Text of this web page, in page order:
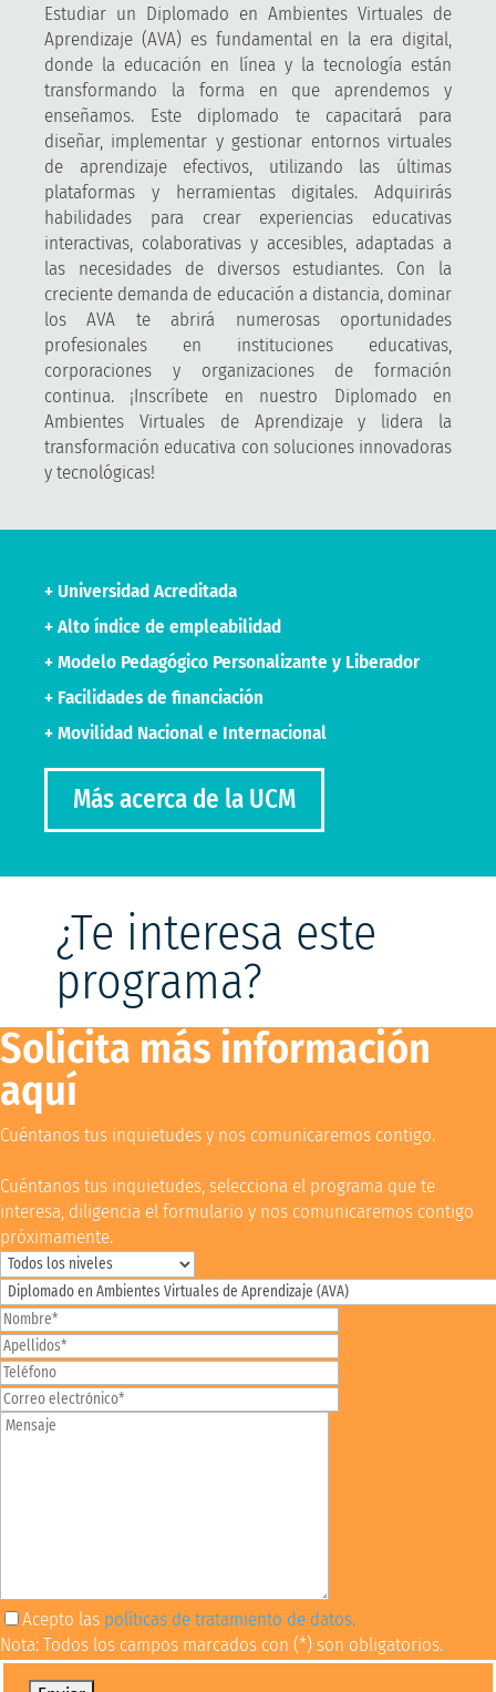
Estudiar un Diplomado en Ambientes Virtuales de
Aprendizaje (AVA) es fundamental en la era digital,
donde la educación en línea y la tecnología están
transformando la forma en que aprendemos y
enseñamos. Este diplomado te capacitará para
diseñar, implementar y gestionar entornos virtuales
de aprendizaje efectivos, utilizando las últimas
plataformas y herramientas digitales. Adquirirás
habilidades para crear experiencias educativas
interactivas, colaborativas y accesibles, adaptadas a
las necesidades de diversos estudiantes. Con la
creciente demanda de educación a distancia, dominar
los AVA te abrirá numerosas oportunidades
profesionales en instituciones educativas,
corporaciones y organizaciones de formación
continua. ¡Inscríbete en nuestro Diplomado en
Ambientes Virtuales de Aprendizaje y lidera la
transformación educativa con soluciones innovadoras
y tecnológicas!
+ Universidad Acreditada
+ Alto índice de empleabilidad
+ Modelo Pedagógico Personalizante y Liberador
+ Facilidades de financiación
+ Movilidad Nacional e Internacional
Más acerca de la UCM
¿Te interesa este
programa?
Solicita más información
aquí
Cuéntanos tus inquietudes y nos comunicaremos contigo.
Cuéntanos tus inquietudes, selecciona el programa que te
interesa, diligencia el formulario y nos comunicaremos contigo
próximamente.
Acepto las políticas de tratamiento de datos.
Nota: Todos los campos marcados con (*) son obligatorios.